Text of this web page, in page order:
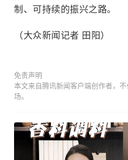
制、可持续的振兴之路。
（大众新闻记者 田阳）
免责声明
本文来自腾讯新闻客户端创作者，
场。